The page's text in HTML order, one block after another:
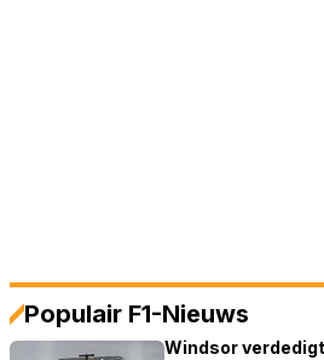
Populair F1-Nieuws
Windsor